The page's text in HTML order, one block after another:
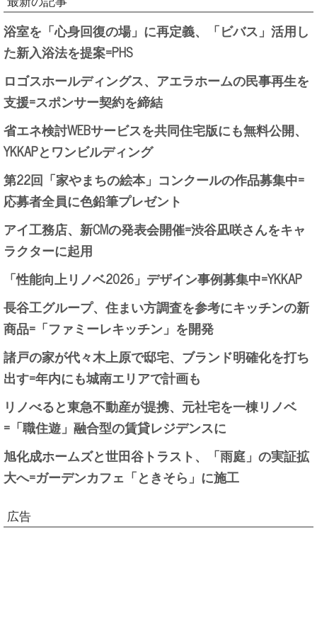
浴室を「心身回復の場」に再定義、「ビバス」活用し
た新入浴法を提案=PHS
ロゴスホールディングス、アエラホームの民事再生を
支援=スポンサー契約を締結
省エネ検討WEBサービスを共同住宅版にも無料公開、
YKKAPとワンビルディング
第22回「家やまちの絵本」コンクールの作品募集中=
応募者全員に色鉛筆プレゼント
アイ工務店、新CMの発表会開催=渋谷凪咲さんをキャ
ラクターに起用
「性能向上リノベ2026」デザイン事例募集中=YKKAP
長谷工グループ、住まい方調査を参考にキッチンの新
商品=「ファミーレキッチン」を開発
諸戸の家が代々木上原で邸宅、ブランド明確化を打ち
出す=年内にも城南エリアで計画も
リノべると東急不動産が提携、元社宅を一棟リノベ
=「職住遊」融合型の賃貸レジデンスに
旭化成ホームズと世田谷トラスト、「雨庭」の実証拡
大へ=ガーデンカフェ「ときそら」に施工
広告